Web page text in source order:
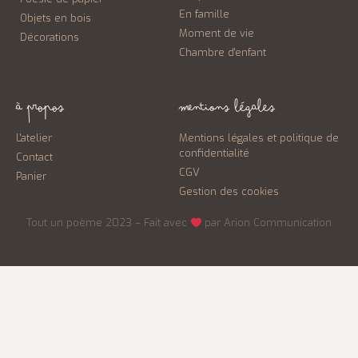
Objets en bois
Décorations
En famille
Moment de vie
Chambre d'enfant
À PROPOS
L'atelier
Contact
Panier
MENTIONS LÉGALES
Mentions légales et politique de
confidentialité
CGV
Gestion des cookies
Tout un poème 2023 – Fait avec par Arion Communication